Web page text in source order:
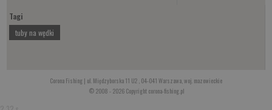
Tagi
tuby na wędki
Corona Fishing | ul. Międzyborska 11 U2 , 04-041 Warszawa, woj. mazowieckie
© 2008 - 2026 Copyright corona-fishing.pl